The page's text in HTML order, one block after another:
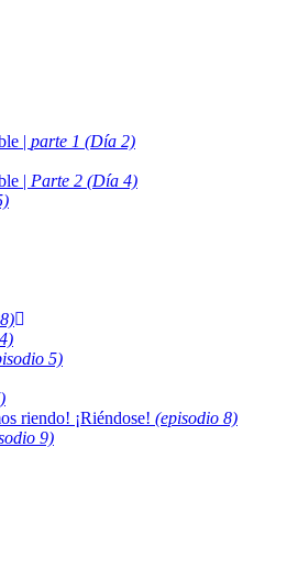
| parte 1 (Día 2)
| Parte 2 (Día 4)
5)
riendo! ¡Riéndose! (episodio 8)
9)